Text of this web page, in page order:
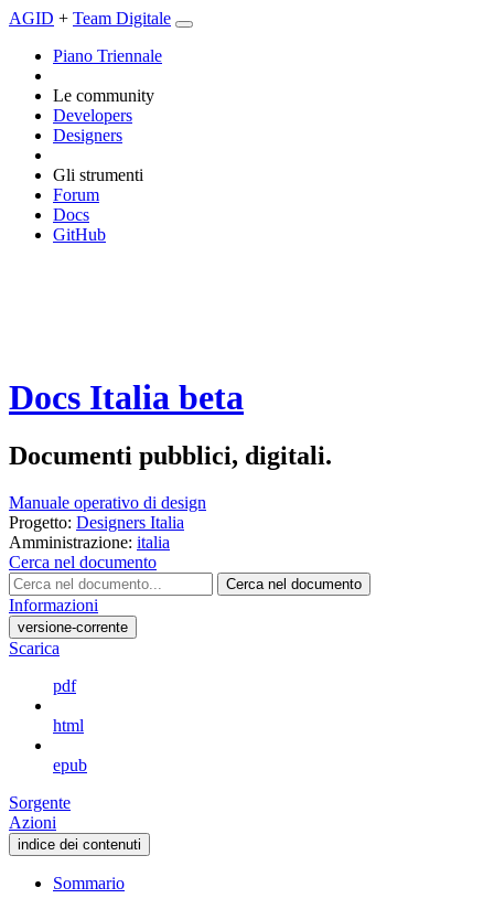
AGID + Team Digitale
Piano Triennale
Le community
Developers
Designers
Gli strumenti
Forum
Docs
GitHub
Docs Italia beta
Documenti pubblici, digitali.
Manuale operativo di design
Progetto: Designers Italia
Amministrazione: italia
Cerca nel documento
Cerca nel documento
Informazioni
versione-corrente
Scarica
pdf
html
epub
Sorgente
Azioni
indice dei contenuti
Sommario